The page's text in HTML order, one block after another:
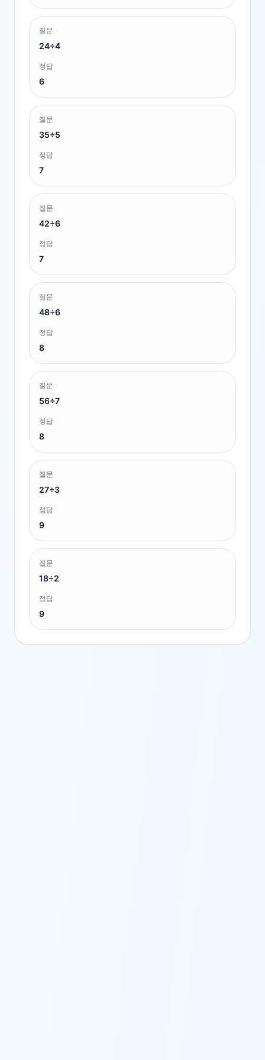
질문
24÷4
정답
6
질문
35÷5
정답
7
질문
42÷6
정답
7
질문
48÷6
정답
8
질문
56÷7
정답
8
질문
27÷3
정답
9
질문
18÷2
정답
9